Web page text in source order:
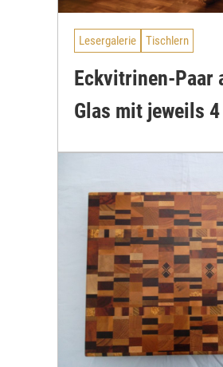
Lesergalerie Tischlern
Eckvitrinen-Paar
Glas mit jeweils